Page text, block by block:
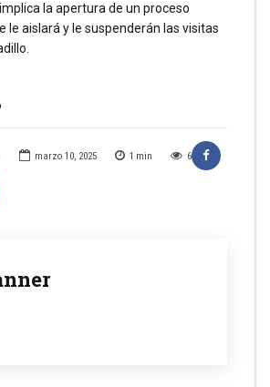
marzo 10, 2025 1 min 6
la apertura de un proceso
le aislará y le suspenderán las visitas